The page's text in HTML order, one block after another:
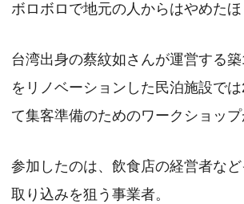
ボロボロで地元の人からはやめたほ
台湾出身の蔡紋如さんが運営する
をリノベーションした民泊施設で
て集客準備のためのワークショップ
参加したのは、飲食店の経営者な
取り込みを狙う事業者。